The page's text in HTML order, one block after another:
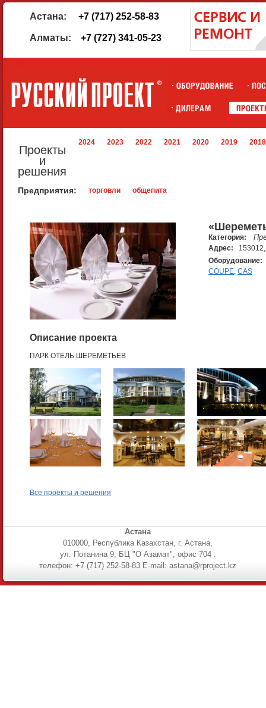
Астана: +7 (717) 252-58-83
Алматы: +7 (727) 341-05-23
Проекты
и
решения
2024 2023 2022 2021 2020 2019 2018
Предприятия: торговли общепита
Категория:
Адрес:
Оборудование:
COUPE, CAS
Описание проекта
ПАРК ОТЕЛЬ ШЕРЕМЕТЬЕВ
Все проекты и решения
Астана
010000, Республика Казахстан, г. Астана,
ул. Потанина 9, БЦ "О Азамат", офис 704 .
телефон: +7 (717) 252-58-83 E-mail: astana@rproject.kz